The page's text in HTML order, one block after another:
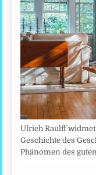
Ulrich Raulff widmet
Geschichte des
Phänomen des